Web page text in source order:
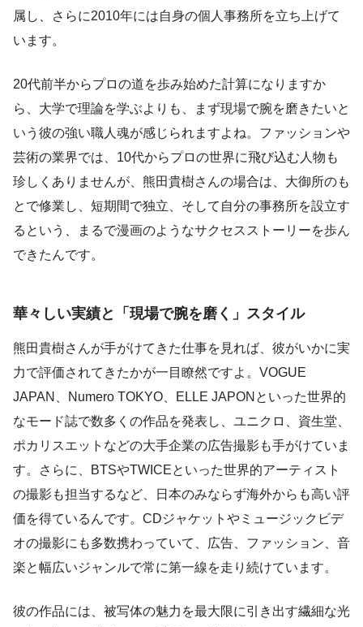
属し、さらに2010年には自身の個人事務所を立ち上げて
います。
20代前半からプロの道を歩み始めた計算になりますか
ら、大学で理論を学ぶよりも、まず現場で腕を磨きたいと
いう彼の強い職人魂が感じられますよね。ファッションや
芸術の業界では、10代からプロの世界に飛び込む人物も
珍しくありませんが、熊田貴樹さんの場合は、大御所のも
とで修業し、短期間で独立、そして自分の事務所を設立す
るという、まるで漫画のようなサクセスストーリーを歩ん
できたんです。
華々しい実績と「現場で腕を磨く」スタイル
熊田貴樹さんが手がけてきた仕事を見れば、彼がいかに実
力で評価されてきたかが一目瞭然ですよ。VOGUE
JAPAN、Numero TOKYO、ELLE JAPONといった世界的
なモード誌で数多くの作品を発表し、ユニクロ、資生堂、
ポカリスエットなどの大手企業の広告撮影も手がけていま
す。さらに、BTSやTWICEといった世界的アーティスト
の撮影も担当するなど、日本のみならず海外からも高い評
価を得ているんです。CDジャケットやミュージックビデ
オの撮影にも多数携わっていて、広告、ファッション、音
楽と幅広いジャンルで常に第一線を走り続けています。
彼の作品には、被写体の魅力を最大限に引き出す繊細な光